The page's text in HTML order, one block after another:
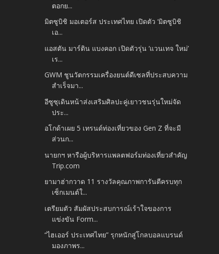
ตอกย...
มิตซูบิชิ มอเตอร์ส ประเทศไทย เปิดตัว ‘มิตซูบิชิ
เอ...
แอสตัน มาร์ติน แบงคอก เปิดตัวรุ่น ‘แวนเทจ ใหม่’
เร...
GWM ชูนวัตกรรมเครื่องยนต์ดีเซลที่ประสบความ
สำเร็จมา...
อีซูซุเดินหน้าส่งเสริมศิลปะคู่เยาวชนรุ่นใหม่จัด
ประ...
อโกด้าเผย 5 เทรนด์ท่องเที่ยวของ Gen Z ที่จะมี
ส่วนก...
นายกฯ หารือผู้บริหารแพลตฟอร์มท่องเที่ยวสำคัญ
Trip.com
ยามาฮ่ากวาด 11 รางวัลคุณภาพการันตีครบทุก
เซ็กเมนต์ใ...
เตรียมตัว สัมผัสประสบการณ์เร้าใจของการ
แข่งขัน Form...
“ไฮเออร์ ประเทศไทย” รุกหนักสู่โกลบอลแบรนด์
มองภาพร...